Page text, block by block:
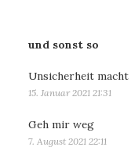
und sonst so
Unsicherheit
15. Januar 2021 21:31
Geh mir weg
7. August 2021 22:11